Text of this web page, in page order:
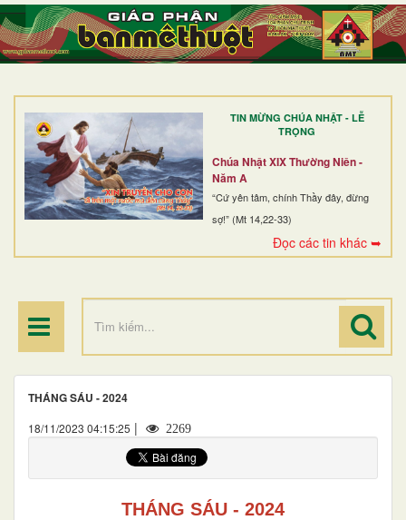
TIN MỪNG CHÚA NHẬT - LỄ
TRỌNG
Chúa Nhật XIX Thường Niên -
Năm A
“Cứ yên tâm, chính Thầy đây, đừng
sợ!” (Mt 14,22-33)
Đọc các tin khác ➥
TRANG NHẤT
GIỚI THIỆU
DÒNG TU
BAN MỤC VỤ
ĐOÀN THỂ CG
THÁNG SÁU - 2024
18/11/2023 04:15:25 | 2269
THÁNG SÁU - 2024